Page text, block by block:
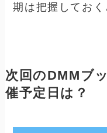
期は把握しておく
次回のDMMブ
催予定日は？